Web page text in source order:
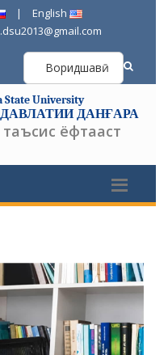
|
English
Воридшавӣ
State University
ДАНҒАРА
ёфтааст